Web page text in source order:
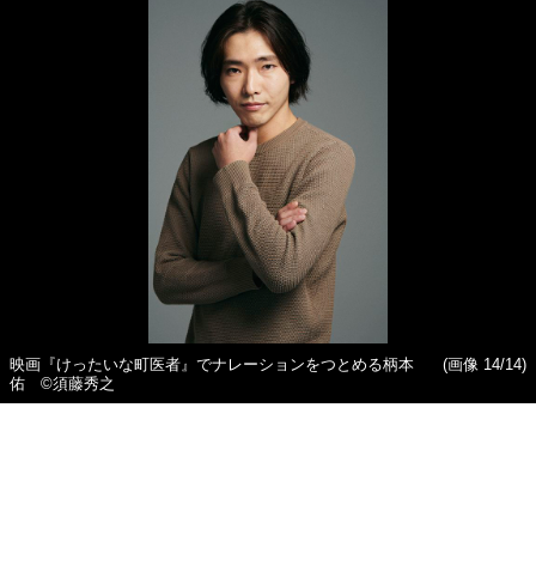
映画『けったいな町医者』でナレーションをつとめる柄本
佑 ©️須藤秀之
(画像 14/14)